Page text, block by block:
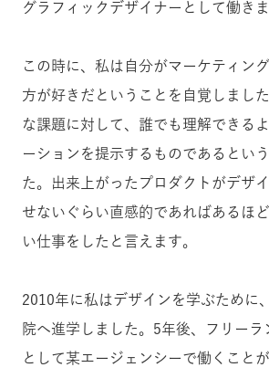
グラフィックデザイナーとして働きま
この時に、私は自分がマーケティン
方が好きだということを自覚しまし
な課題に対して、誰でも理解できる
ーションを提示するものであるとい
た。出来上がったプロダクトがデザ
せないぐらい直感的であればあるほ
い仕事をしたと言えます。
2010年に私はデザインを学ぶために
院へ進学しました。5年後、フリーラ
として某エージェンシーで働くこと